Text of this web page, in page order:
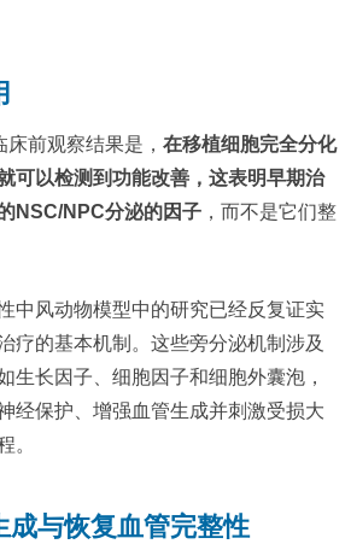
床前观察结果是， 在移植细胞完全分化
可以检测到功能改善，这表明早期治
NSC/NPC分泌的因子 ，而不是它们整
中风动物模型中的研究已经反复证实
疗的基本机制。这些旁分泌机制涉及
生长因子、细胞因子和细胞外囊泡，
经保护、增强血管生成并刺激受损大
。
成与恢复血管完整性